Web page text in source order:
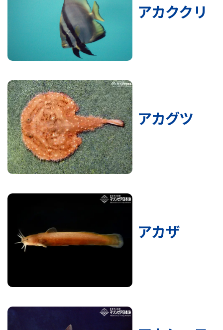
アカククリ
アカグツ
アカザ